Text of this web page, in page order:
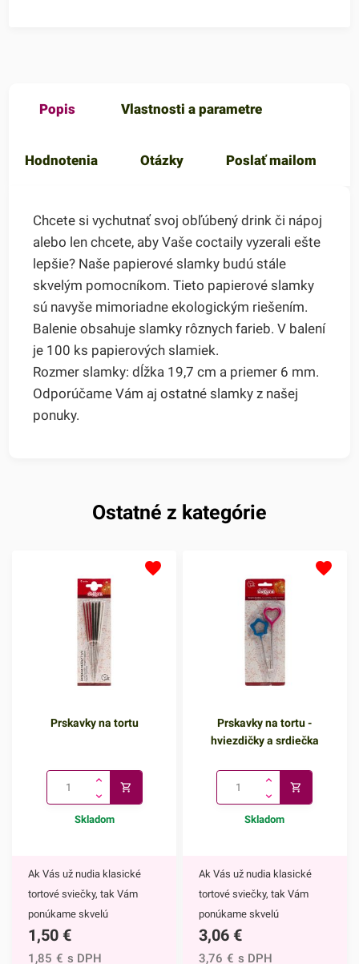
Popis Vlastnosti a parametre
Hodnotenia Otázky Poslať mailom
Chcete si vychutnať svoj obľúbený drink či nápoj
alebo len chcete, aby Vaše coctaily vyzerali ešte
lepšie? Naše papierové slamky budú stále
skvelým pomocníkom. Tieto papierové slamky
sú navyše mimoriadne ekologickým riešením.
Balenie obsahuje slamky rôznych farieb. V balení
je 100 ks papierových slamiek.
Rozmer slamky: dĺžka 19,7 cm a priemer 6 mm.
Odporúčame Vám aj ostatné slamky z našej
ponuky.
Ostatné z kategórie
Prskavky na tortu
Skladom
Ak Vás už nudia klasické
tortové sviečky, tak Vám
ponúkame skvelú
alternatívu. Prskavky na tortu
sú mimoriadne efektným
1,50 €
1,85 € s DPH
Prskavky na tortu -
hviezdičky a srdiečka
Skladom
Ak Vás už nudia klasické
tortové sviečky, tak Vám
ponúkame skvelú
alternatívu. Prskavky na tortu
- hviezdičky a srdiečka sú
3,06 €
3,76 € s DPH